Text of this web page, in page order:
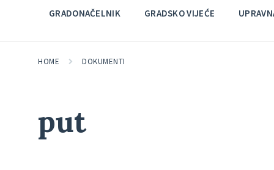
GRADONAČELNIK GRADSKO VIJEĆE
HOME DOKUMENTI
put